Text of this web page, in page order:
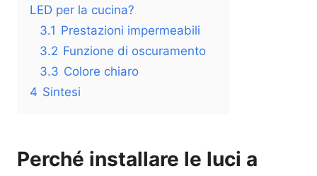
LED per la cucina?
3.1 Prestazioni impermeabili
3.2 Funzione di oscuramento
3.3 Colore chiaro
4 Sintesi
Perché installare le luci a